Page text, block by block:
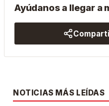
Ayúdanos a llegar a
NOTICIAS MÁS LEÍDAS